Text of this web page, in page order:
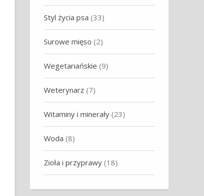
Styl życia psa (33)
Surowe mięso (2)
Wegetariańskie (9)
Weterynarz (7)
Witaminy i minerały (23)
Woda (8)
Zioła i przyprawy (18)